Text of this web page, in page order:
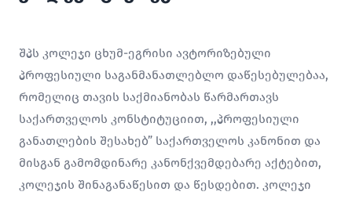
შპს კოლეჯი ცხუმ-ეგრისი ავტორიზებული
პროფესიული საგანმანათლებლო დაწესებულებაა,
რომელიც თავის საქმიანობას წარმართავს
საქართველოს კონსტიტუციით, ,,პროფესიული
განათლების შესახებ” საქართველოს კანონით და
მისგან გამომდინარე კანონქვემდებარე აქტებით,
კოლეჯის შინაგანაწესით და წესდებით. კოლეჯი